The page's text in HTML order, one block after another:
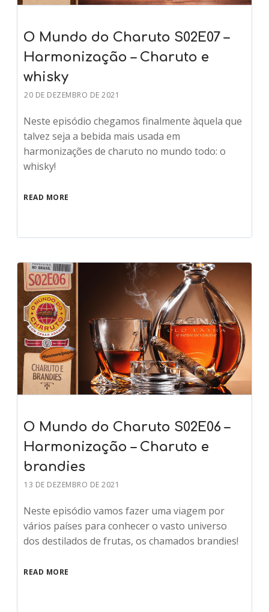
O Mundo do Charuto S02E07 –
Harmonização – Charuto e
whisky
20 DE DEZEMBRO DE 2021
Neste episódio chegamos finalmente àquela que
talvez seja a bebida mais usada em
harmonizações de charuto no mundo todo: o
whisky!
READ MORE
O Mundo do Charuto S02E06 –
Harmonização – Charuto e
brandies
13 DE DEZEMBRO DE 2021
Neste episódio vamos fazer uma viagem por
vários países para conhecer o vasto universo
dos destilados de frutas, os chamados brandies!
READ MORE